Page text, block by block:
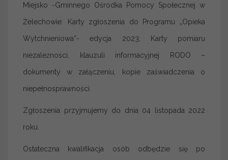
Miejsko -Gminnego Ośrodka Pomocy Społecznej w
Żelechowie: Karty zgłoszenia do Programu „Opieka
Wytchnieniowa”- edycja 2023; Karty pomiaru
niezależności, klauzuli informacyjnej RODO –
dokumenty w załączeniu, kopie zaświadczenia o
niepełnosprawności.
Zgłoszenia przyjmujemy do dnia 04 listopada 2022
roku.
Ostateczna kwalifikacja osób odbędzie się po